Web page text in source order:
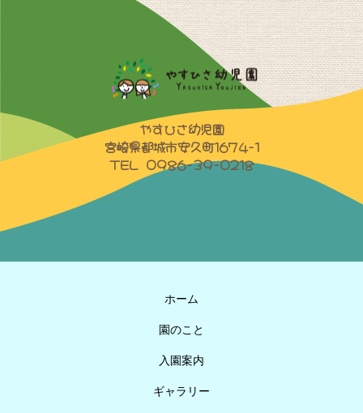
やすひさ幼児園
宮崎県都城市安久町1674-1
TEL 0986-39-0218
ホーム
園のこと
入園案内
ギャラリー